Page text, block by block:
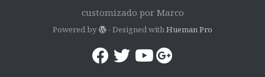
customizado por Marco
Powered by - Designed with Hueman Pro